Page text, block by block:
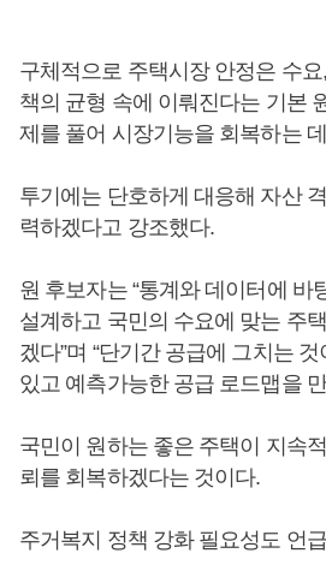
구체적으로 주택시장 안정은 수
책의 균형 속에 이뤄진다는 기본
제를 풀어 시장기능을 회복하는
투기에는 단호하게 대응해 자산
력하겠다고 강조했다.
원 후보자는 “통계와 데이터에 바
설계하고 국민의 수요에 맞는 주
겠다”며 “단기간 공급에 그치는
있고 예측가능한 공급 로드맵을
국민이 원하는 좋은 주택이 지속
뢰를 회복하겠다는 것이다.
주거복지 정책 강화 필요성도 언